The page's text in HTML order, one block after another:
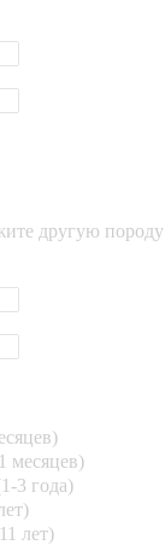
другую породу
месяцев)
3 года)
лет)